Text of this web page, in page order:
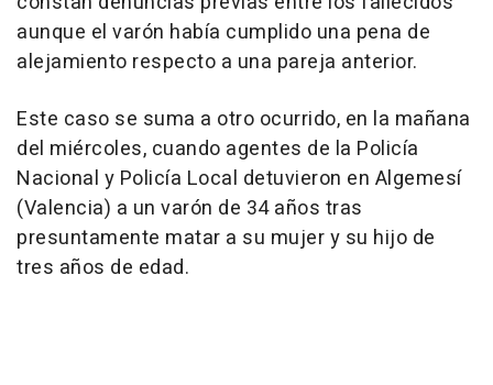
aunque el varón había cumplido una pena de
alejamiento respecto a una pareja anterior.
Este caso se suma a otro ocurrido, en la mañana
del miércoles, cuando agentes de la Policía
Nacional y Policía Local detuvieron en Algemesí
(Valencia) a un varón de 34 años tras
presuntamente matar a su mujer y su hijo de
tres años de edad.